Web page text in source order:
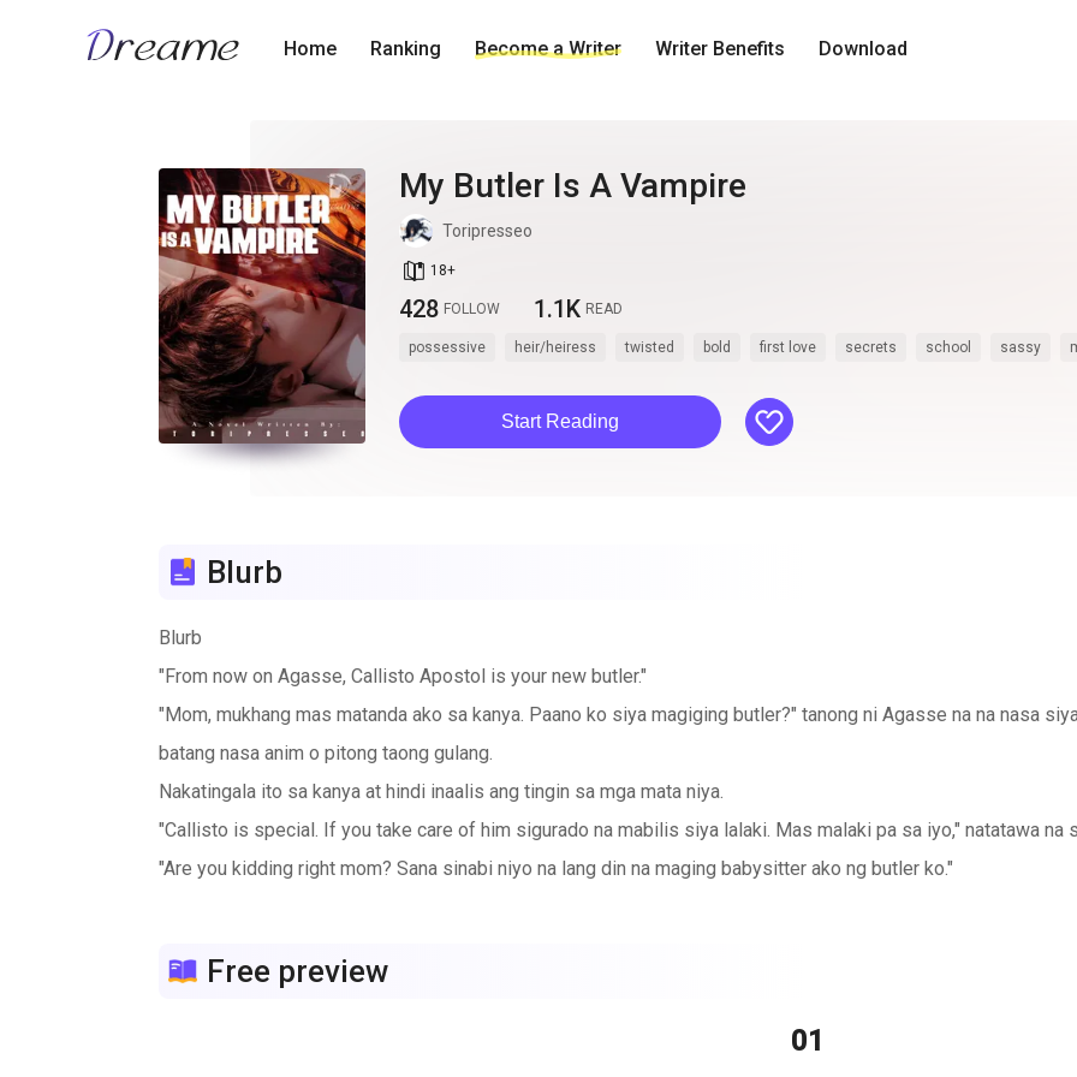
Home Ranking Become a Writer Writer Benefits Download
My Butler Is A Vampire
Toripresseo
book_age 18+
428 FOLLOW 1.1K READ
possessive heir/heiress twisted bold first love secrets school sassy
Start Reading like
Blurb
Blurb
"From now on Agasse, Callisto Apostol is your new butler."
"Mom, mukhang mas matanda ako sa kanya. Paano ko siya magiging butler?" tanong ni Agasse na na nasa
batang nasa anim o pitong taong gulang.
Nakatingala ito sa kanya at hindi inaalis ang tingin sa mga mata niya.
"Callisto is special. If you take care of him sigurado na mabilis siya lalaki. Mas malaki pa sa iyo," natatawa na
"Are you kidding right mom? Sana sinabi niyo na lang din na maging babysitter ako ng butler ko."
"Accept him as a gift from me. Take care of him at huwag mong hahayaan na may ibang tao na kukuha sa kanya."
Free preview
01